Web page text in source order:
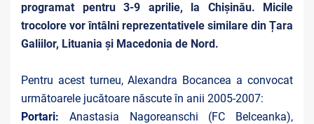
programat pentru 3-9 aprilie, la Chișinău. Micile
trocolore vor întâlni reprezentativele similare din Țara
Galiilor, Lituania și Macedonia de Nord.
Pentru acest turneu, Alexandra Bocancea a convocat
următoarele jucătoare născute în anii 2005-2007:
Portari: Anastasia Nagoreanschi (FC Belceanka),